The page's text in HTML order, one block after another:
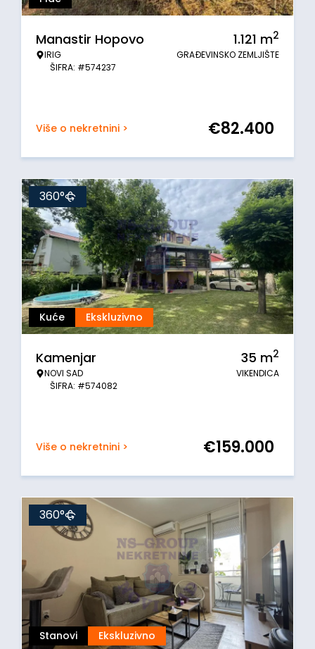
Manastir Hopovo
IRIG
ŠIFRA: #574237
1.121 m2
GRAĐEVINSKO ZEMLJIŠTE
Više o nekretnini > €82.400
Kuće Ekskluzivno
360°
Kamenjar
NOVI SAD
ŠIFRA: #574082
35 m2
VIKENDICA
Više o nekretnini > €159.000
Stanovi Ekskluzivno
360°